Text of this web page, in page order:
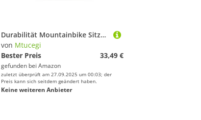
Durabilität Mountainbike Sitzende Kissen Vielseitige Sättel Für Männer Frauen Radsport Training Langzeit Radfahren Sättel
von Mtucegi
Bester Preis
33,49 €
gefunden bei Amazon
zuletzt überprüft am 27.09.2025 um 00:03; der
Preis kann sich seitdem geändert haben.
Keine weiteren Anbieter